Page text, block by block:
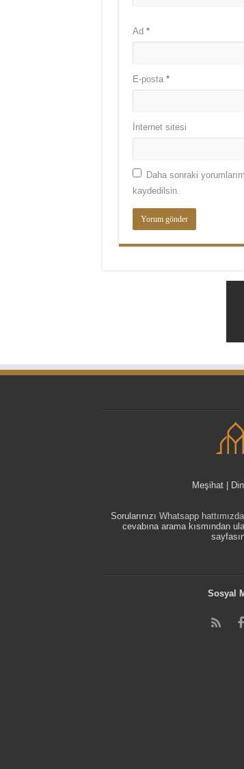
Ad *
E-posta *
İnternet sitesi
Daha sonraki
kaydedilsin.
Meşihat |
SorularınızıWhatsapp
cevabına arama kısmından
Sosyal